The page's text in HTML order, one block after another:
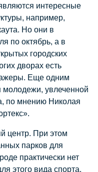
интересные
например,
Но они в
по октябрь, а в
городских
дворах есть
Еще одним
молодежи, увлеченной
по мнению Николая
центр. При этом
парков для
практически нет
этого вида спорта,